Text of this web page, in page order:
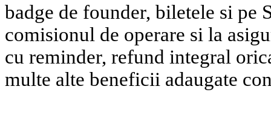
badge de founder, biletele si pe
comisionul de operare si la
cu reminder, refund integral
multe alte beneficii adaugate